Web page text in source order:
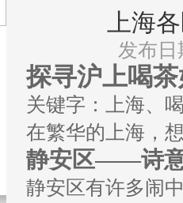
上海
发布日
探寻沪上喝
关键字：上海、
在繁华的上海，
静安区——诗
静安区有许多闹